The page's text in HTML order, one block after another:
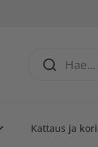
Kattaus ja